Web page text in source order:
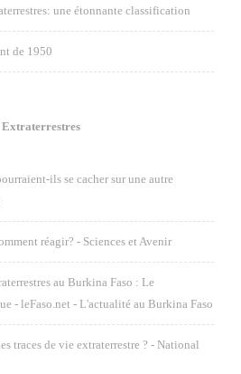
une étonnante classification
de 1950
Extraterrestres
ils se cacher sur une autre
réagir? - Sciences et Avenir
au Burkina Faso : Le
- leFaso.net - L'actualité au Burkina Faso
traces de vie extraterrestre ? - National